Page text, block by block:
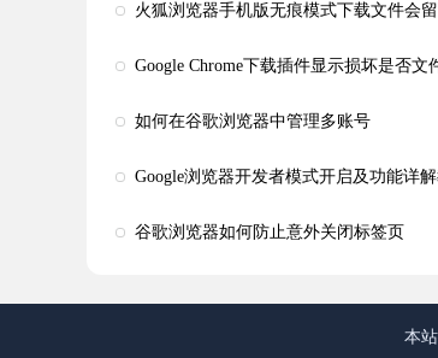
火狐浏览器手机版无痕模式下载文件会
Google Chrome下载插件显示损坏是否文
如何在谷歌浏览器中管理多账号
Google浏览器开发者模式开启及功能详
谷歌浏览器如何防止意外关闭标签页
本